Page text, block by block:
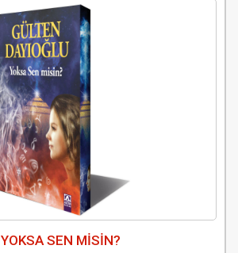
YOKSA SEN MİSİN?